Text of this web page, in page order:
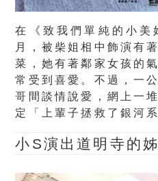
在《致我們單純的小美
月，被柴姐相中飾演有
菜，她有著鄰家女孩的
常受到喜愛。不過，一
哥間談情說愛，網上一
定「上輩子拯救了銀河系
小S演出道明寺的